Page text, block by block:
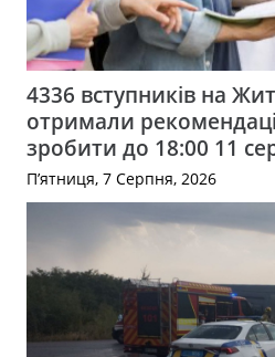
4336 вступників на
отримали
зробити до 18:00 11
П’ятниця, 7 Серпня, 2026